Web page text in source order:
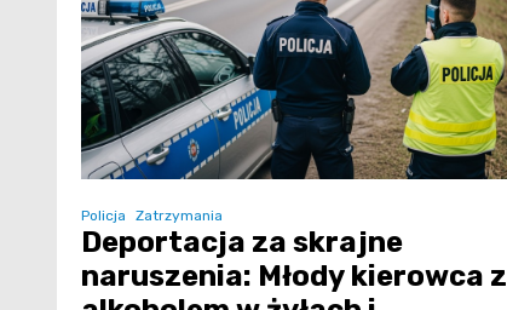
Policja Zatrzymania
Deportacja za skrajne
naruszenia: Młody kierowca z